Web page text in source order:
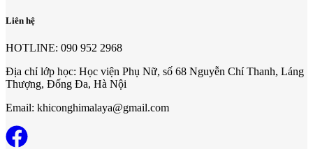
Liên hệ
HOTLINE: 090 952 2968
Địa chỉ lớp học: Học viện Phụ Nữ, số 68 Nguyễn Chí Thanh, Láng
Thượng, Đống Đa, Hà Nội
Email: khiconghimalaya@gmail.com